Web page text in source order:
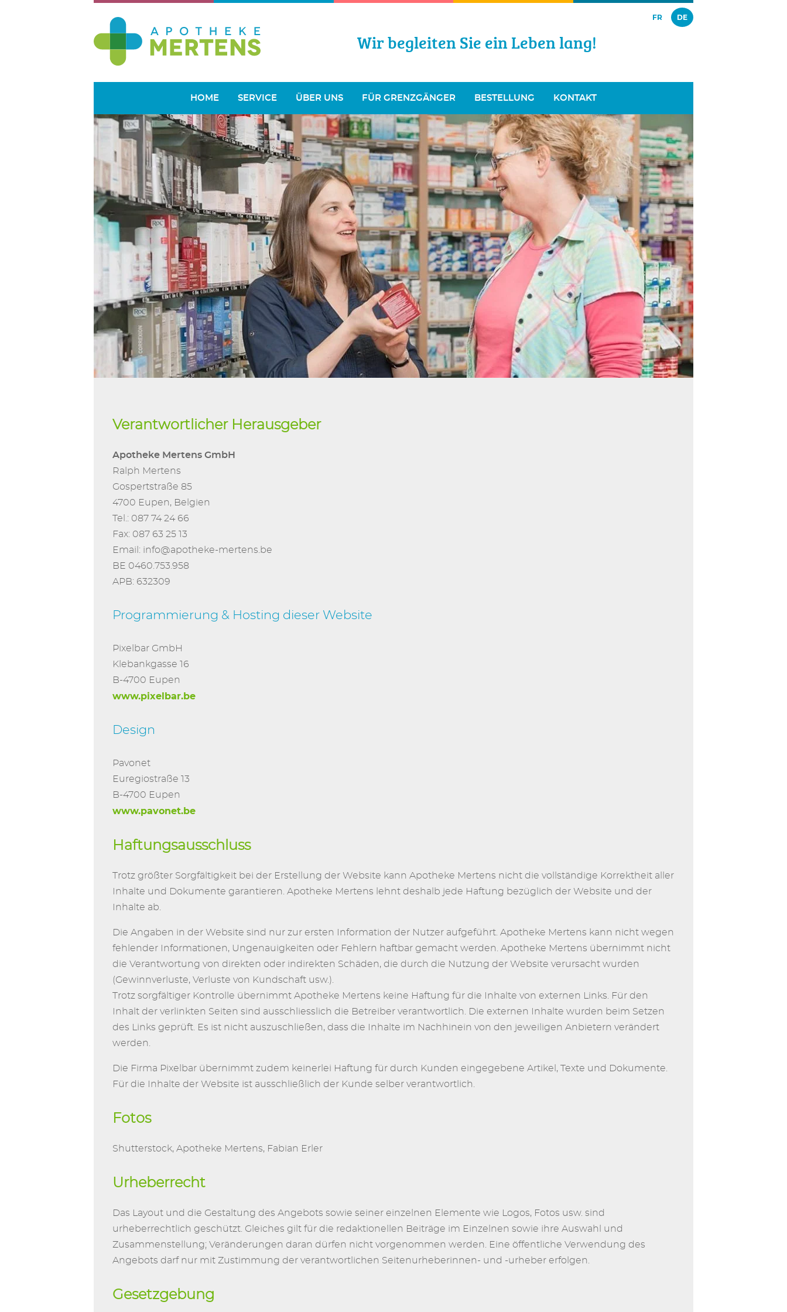
Wir begleiten Sie ein Leben lang!
FR DE
HOME SERVICE ÜBER UNS FÜR GRENZGÄNGER BESTELLUNG KONTAKT
Verantwortlicher Herausgeber
Apotheke Mertens GmbH
Ralph Mertens
Gospertstraße 85
4700 Eupen, Belgien
Tel.: 087 74 24 66
Fax: 087 63 25 13
Email: info@apotheke-mertens.be
BE 0460.753.958
APB: 632309
Programmierung & Hosting dieser Website
Pixelbar GmbH
Klebankgasse 16
B-4700 Eupen
www.pixelbar.be
Design
Pavonet
Euregiostraße 13
B-4700 Eupen
www.pavonet.be
Haftungsausschluss
Trotz größter Sorgfältigkeit bei der Erstellung der Website kann Apotheke Mertens nicht die vollständige Korrektheit aller
Inhalte und Dokumente garantieren. Apotheke Mertens lehnt deshalb jede Haftung bezüglich der Website und der
Inhalte ab.
Die Angaben in der Website sind nur zur ersten Information der Nutzer aufgeführt. Apotheke Mertens kann nicht wegen
fehlender Informationen, Ungenauigkeiten oder Fehlern haftbar gemacht werden. Apotheke Mertens übernimmt nicht
die Verantwortung von direkten oder indirekten Schäden, die durch die Nutzung der Website verursacht wurden
(Gewinnverluste, Verluste von Kundschaft usw.).
Trotz sorgfältiger Kontrolle übernimmt Apotheke Mertens keine Haftung für die Inhalte von externen Links. Für den
Inhalt der verlinkten Seiten sind ausschliesslich die Betreiber verantwortlich. Die externen Inhalte wurden beim Setzen
des Links geprüft. Es ist nicht auszuschließen, dass die Inhalte im Nachhinein von den jeweiligen Anbietern verändert
werden.
Die Firma Pixelbar übernimmt zudem keinerlei Haftung für durch Kunden eingegebene Artikel, Texte und Dokumente.
Für die Inhalte der Website ist ausschließlich der Kunde selber verantwortlich.
Fotos
Shutterstock, Apotheke Mertens, Fabian Erler
Urheberrecht
Das Layout und die Gestaltung des Angebots sowie seiner einzelnen Elemente wie Logos, Fotos usw. sind
urheberrechtlich geschützt. Gleiches gilt für die redaktionellen Beiträge im Einzelnen sowie ihre Auswahl und
Zusammenstellung; Veränderungen daran dürfen nicht vorgenommen werden. Eine öffentliche Verwendung des
Angebots darf nur mit Zustimmung der verantwortlichen Seitenurheberinnen- und -urheber erfolgen.
Gesetzgebung